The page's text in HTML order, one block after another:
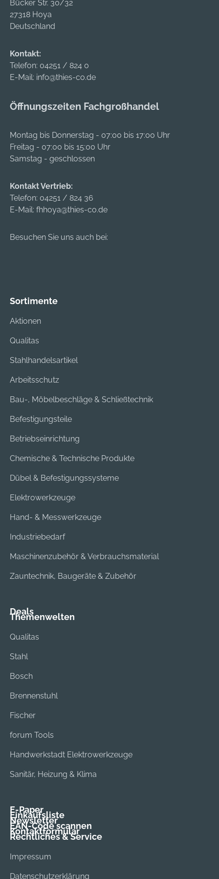
organische Gase
unter Grenzwert •
Anwendungsbereich
e:
Handlackierarbeiten
149:2001+A1:2009
Deutschland GmbH,
Carl-Schurz-Str.1,
41460 Neuss, DE,
+492131140,
er.dach@mmm.com
Bücker Str. 30/32
27318 Hoya
Deutschland
Kontakt:
Telefon: 04251 / 824 0
E-Mail: info@thies-co.de
Öffnungszeiten Fachgroßhandel
Montag bis Donnerstag - 07:00 bis 17:00 Uhr
Freitag - 07:00 bis 15:00 Uhr
Samstag - geschlossen
Kontakt Vertrieb:
Telefon: 04251 / 824 36
E-Mail: fhhoya@thies-co.de
Besuchen Sie uns auch bei:
Sortimente
Aktionen
Qualitas
Stahlhandelsartikel
Arbeitsschutz
Bau-, Möbelbeschläge & Schließtechnik
Befestigungsteile
Betriebseinrichtung
Chemische & Technische Produkte
Dübel & Befestigungssysteme
Elektrowerkzeuge
Hand- & Messwerkzeuge
Industriebedarf
Maschinenzubehör & Verbrauchsmaterial
Zauntechnik, Baugeräte & Zubehör
Deals
Themenwelten
Qualitas
Stahl
Bosch
Brennenstuhl
Fischer
forum Tools
Handwerkstadt Elektrowerkzeuge
Sanitär, Heizung & Klima
E-Paper
Einkaufsliste
Newsletter
EAN-Code scannen
Kontaktformular
Rechtliches & Service
Impressum
Datenschutzerklärung